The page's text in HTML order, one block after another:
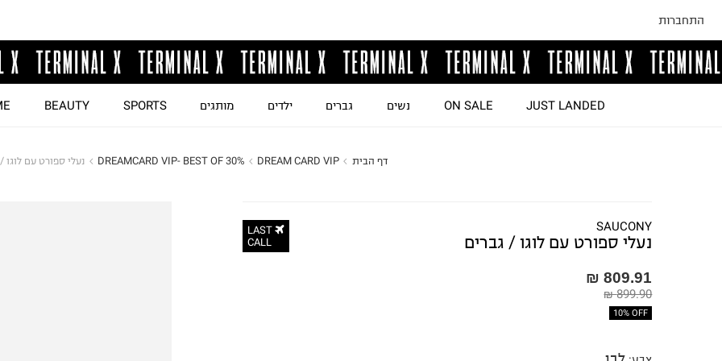
התחברות
JUST LANDED
ON SALE נשים גברים ילדים מותגים SPORTS
BEAUTY
דף הבית DREAM CARD VIP
DREAMCARD VIP- BEST OF 30% נעלי ספורט עם לוגו
SAUCONY
נעלי ספורט עם לוגו / גברים
LAST
CALL
809.91 ₪
899.90 ₪
10% OFF